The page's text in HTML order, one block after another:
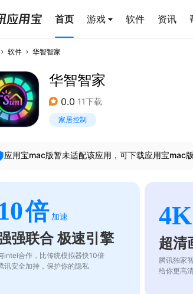
首页 游戏 软件 资讯
软件 华智智家
华智智家
0.0 11下载
家居控制
应用宝mac版暂未适配该应用，可下载应用宝mac
倍 加速
强联合 极速引擎
intel合作，比传统模拟器快10倍
讯安全加持，保护你的隐私
超清
腾讯独家
给你更高